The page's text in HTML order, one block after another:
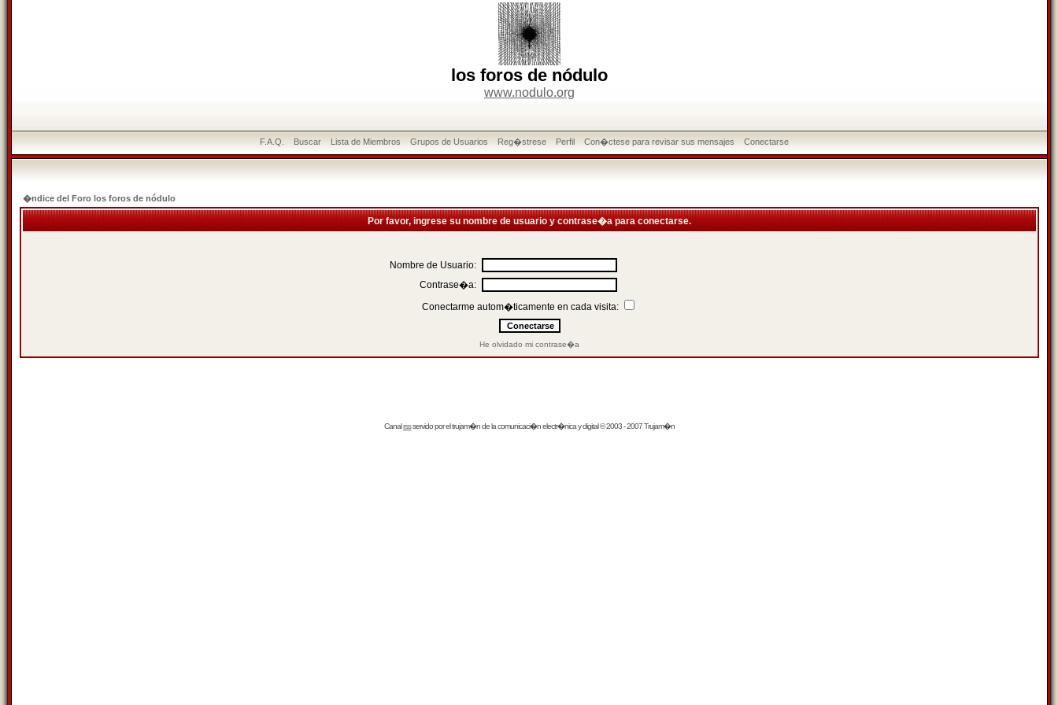
los foros de nódulo
www.nodulo.org
F.A.Q. Buscar Lista de Miembros Grupos de Usuarios Reg�strese Perfil Con�ctese para revisar sus mensajes Conectarse
�ndice del Foro los foros de nódulo
Por favor, ingrese su nombre de usuario y contrase�a para conectarse.
Nombre de Usuario:
Contrase�a:
Conectarme autom�ticamente en cada visita:
He olvidado mi contrase�a
Canalrssservido por eltrujam�nde la comunicaci�n electr�nica y digital © 2003 - 2007 Trujam�n